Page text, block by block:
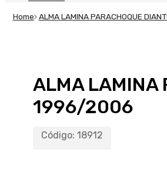
Home ALMA LAMINA PARACHOQUE
ALMA LAMINA
1996/2006
Código: 18912